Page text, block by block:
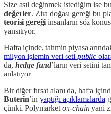
Size asıl değinmek istediğim ise
değerler. Zira doğası gereği bu
teorisi gereği insanların söz
yansıtıyor.
Hafta içinde, tahmin
milyon işlemin veri seti public
da, hedge fund’ların veri setini
anlatıyor.
Bir diğer fırsat alanı da, hafta
Buterin’in yaptığı açıklamalarda
çünkü Polymarket on-chain yani